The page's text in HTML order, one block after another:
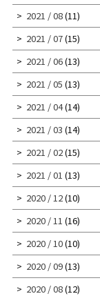
2021 / 08(11)
2021 / 07(15)
2021 / 06(13)
2021 / 05 (13)
2021 / 04(14)
2021 / 03 (14)
2021 / 02(15)
2021 / 01 (13)
2020 / 12(10)
2020 / 11 (16)
2020 / 10(10)
2020 / 09(13)
2020 / 08(12)